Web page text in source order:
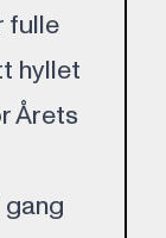
fulle
hyllet
Årets